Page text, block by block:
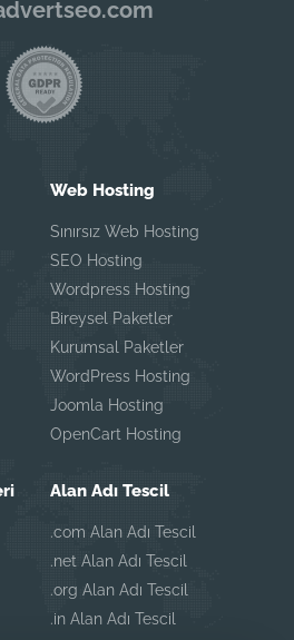
Web Hosting
Sınırsız Web Hosting
SEO Hosting
Wordpress Hosting
Bireysel Paketler
Kurumsal Paketler
WordPress Hosting
Joomla Hosting
OpenCart Hosting
Alan Adı Tescil
.com Alan Adı Tescil
.net Alan Adı Tescil
.org Alan Adı Tescil
.in Alan Adı Tescil